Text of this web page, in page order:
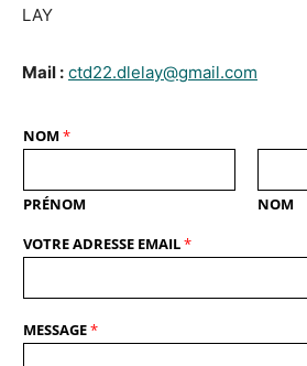
LAY
Mail : ctd22.dlelay@gmail.com
NOM*
PRÉNOM
NOM
VOTRE ADRESSE EMAIL*
MESSAGE*